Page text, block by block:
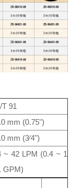
T 91
mm (0.75")
mm (3⁄4")
~ 42 LPM (0.4 ~ 1
GPM)